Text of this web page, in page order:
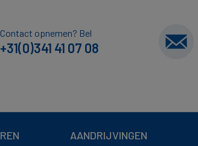
Contact opnemen? Bel
+31(0)341 41 07 08
AANDRIJVINGEN